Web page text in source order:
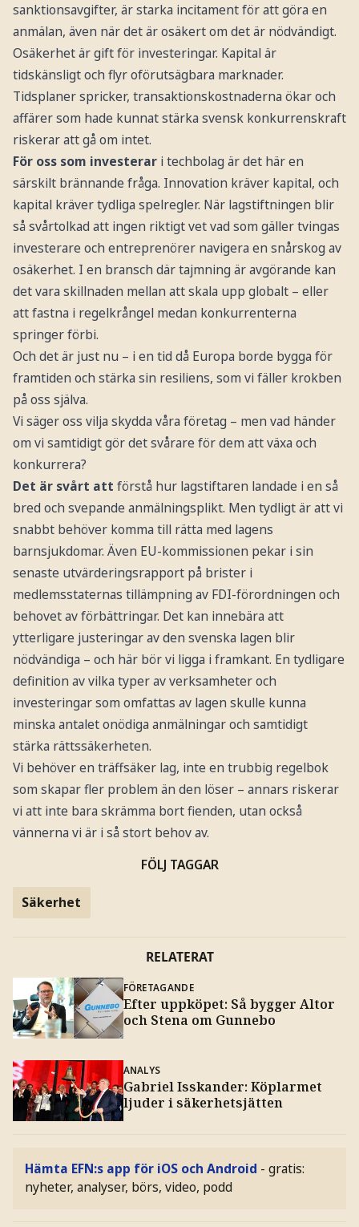
sanktionsavgifter, är starka incitament för att göra en
anmälan, även när det är osäkert om det är nödvändigt.
Osäkerhet är gift för investeringar. Kapital är
tidskänsligt och flyr oförutsägbara marknader.
Tidsplaner spricker, transaktionskostnaderna ökar och
affärer som hade kunnat stärka svensk konkurrenskraft
riskerar att gå om intet.
För oss som investerari techbolag är det här en
särskilt brännande fråga. Innovation kräver kapital, och
kapital kräver tydliga spelregler. När lagstiftningen blir
så svårtolkad att ingen riktigt vet vad som gäller tvingas
investerare och entreprenörer navigera en snårskog av
osäkerhet. I en bransch där tajmning är avgörande kan
det vara skillnaden mellan att skala upp globalt – eller
att fastna i regelkrångel medan konkurrenterna
springer förbi.
Och det är just nu – i en tid då Europa borde bygga för
framtiden och stärka sin resiliens, som vi fäller krokben
på oss själva.
Vi säger oss vilja skydda våra företag – men vad händer
om vi samtidigt gör det svårare för dem att växa och
konkurrera?
Det är svårt att förstå hur lagstiftaren landade i en så
bred och svepande anmälningsplikt. Men tydligt är att vi
snabbt behöver komma till rätta med lagens
barnsjukdomar. Även EU-kommissionen pekar i sin
senaste utvärderingsrapport på brister i
medlemsstaternas tillämpning av FDI-förordningen och
behovet av förbättringar. Det kan innebära att
ytterligare justeringar av den svenska lagen blir
nödvändiga – och här bör vi ligga i framkant. En tydligare
definition av vilka typer av verksamheter och
investeringar som omfattas av lagen skulle kunna
minska antalet onödiga anmälningar och samtidigt
stärka rättssäkerheten.
Vi behöver en träffsäker lag, inte en trubbig regelbok
som skapar fler problem än den löser – annars riskerar
vi att inte bara skrämma bort fienden, utan också
vännerna vi är i så stort behov av.
FÖLJ TAGGAR
Säkerhet
RELATERAT
FÖRETAGANDE
Efter uppköpet: Så bygger Altor
och Stena om Gunnebo
ANALYS
Gabriel Isskander: Köplarmet
ljuder i säkerhetsjätten
Hämta EFN:s app för iOS och Android - gratis:
nyheter, analyser, börs, video, podd